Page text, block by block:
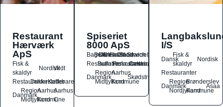
Restaurant
Hærværk
ApS
Fisk &
skaldyr
NordiskVildt
RestauranterDrikkesteder
Kaffebarer
Danmark
Region
Midtjylland
Aarhus
Kommune
Aarhus
C
Spiseriet
8000 ApS
Bagværk
Buffet
Dansk
Dessert
Fastfood
Ost
Sandwich
Smørrebrød
Restauranter
Buffetrestauranter
Frokostrestauranter
Catering
Danmark
Region
Midtjylland
Aarhus
Kommune
Skødstrup
I/S
Dansk
Fisk &
skaldyr
Nordisk
Restauranter
Danmark
Region
Nordjylland
Brønderslev
Kommune
Asaa